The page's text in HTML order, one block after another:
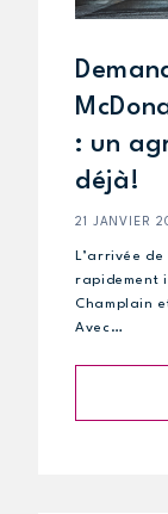
: un
déjà!
21 JANVIER
L’arrivée
rapidement
Champlain
Avec…